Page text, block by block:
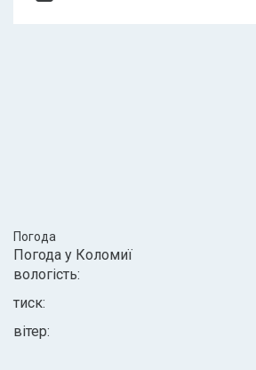
Погода
Погода у Коломиї
вологість:
тиск:
вітер: